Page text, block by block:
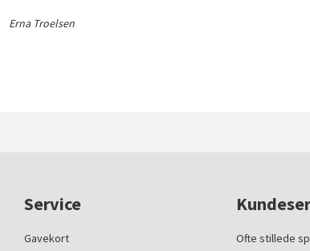
Erna Troelsen
Service
Gavekort Ofte stillede